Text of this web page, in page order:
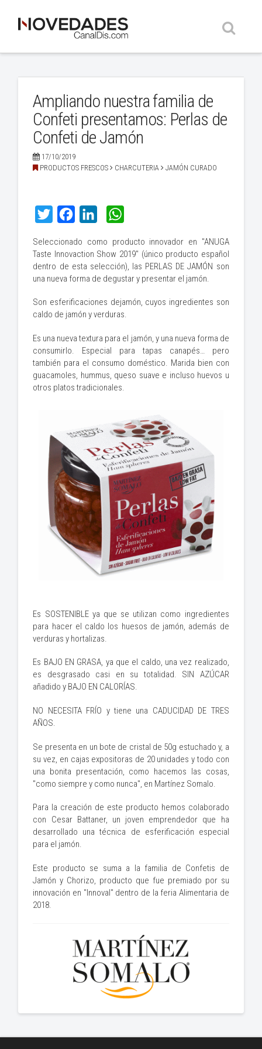
Ampliando nuestra familia de
Confeti presentamos: Perlas de
Confeti de Jamón
17/10/2019
PRODUCTOS FRESCOS CHARCUTERIA JAMÓN CURADO
Twitter FacebookLinkedIn
Seleccionado como producto innovador en "ANUGA
Taste Innovaction Show 2019" (único producto español
dentro de esta selección), las PERLAS DE JAMÓN son
una nueva forma de degustar y presentar el jamón.
Son esferificaciones dejamón, cuyos ingredientes son
caldo de jamón y verduras.
Es una nueva textura para el jamón, y una nueva forma de
consumirlo. Especial para tapas canapés… pero
también para el consumo doméstico. Marida bien con
guacamoles, hummus, queso suave e incluso huevos u
otros platos tradicionales.
Es SOSTENIBLE ya que se utilizan como ingredientes
para hacer el caldo los huesos de jamón, además de
verduras y hortalizas.
Es BAJO EN GRASA, ya que el caldo, una vez realizado,
es desgrasado casi en su totalidad. SIN AZÚCAR
añadido y BAJO EN CALORÍAS.
NO NECESITA FRÍO y tiene una CADUCIDAD DE TRES
AÑOS.
Se presenta en un bote de cristal de 50g estuchado y, a
su vez, en cajas expositoras de 20 unidades y todo con
una bonita presentación, como hacemos las cosas,
"como siempre y como nunca", en Martínez Somalo.
Para la creación de este producto hemos colaborado
con Cesar Battaner, un joven emprendedor que ha
desarrollado una técnica de esferificación especial
para el jamón.
Este producto se suma a la familia de Confetis de
Jamón y Chorizo, producto que fue premiado por su
innovación en "Innoval" dentro de la feria Alimentaria de
2018.